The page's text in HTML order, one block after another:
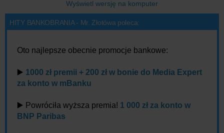
Wyświetl wersję na komputer
HITY BANKOBRANIA - Mr. Złotówa poleca:
Oto najlepsze obecnie promocje bankowe:
▶️ 1000 zł premii + 200 zł w bonie do Media Expert
za konto w mBanku
▶️ Powróciła wyższa premia! 1 000 zł za konto w
BNP Paribas